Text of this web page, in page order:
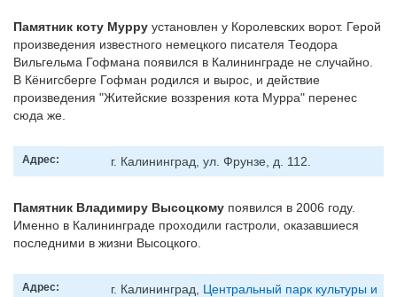
Памятник коту Мурру установлен у Королевских ворот. Герой
произведения известного немецкого писателя Теодора
Вильгельма Гофмана появился в Калининграде не случайно.
В Кёнигсберге Гофман родился и вырос, и действие
произведения "Житейские воззрения кота Мурра" перенес
сюда же.
Адрес: г. Калининград, ул. Фрунзе, д. 112.
Памятник Владимиру Высоцкому появился в 2006 году.
Именно в Калининграде проходили гастроли, оказавшиеся
последними в жизни Высоцкого.
Адрес: г. Калининград, Центральный парк культуры и